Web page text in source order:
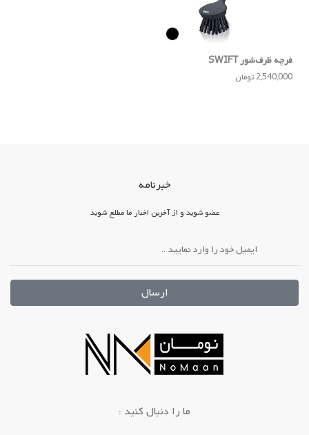
فرچه ظرف‌شور SWIFT
2,540,000 تومان
خبرنامه
عضو شوید و از آخرین اخبار ما مطلع شوید
ارسال
: ما را دنبال کنید